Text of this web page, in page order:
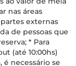
nas áreas
externas
de pessoas que
* Para
(até 10:00hs)
é necessário se